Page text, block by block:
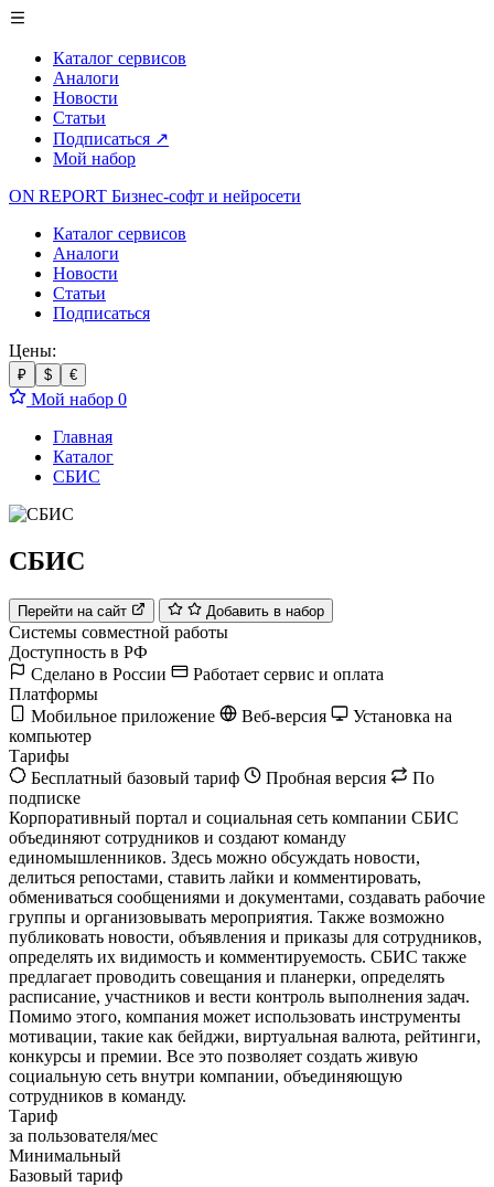
Каталог сервисов
Аналоги
Новости
Статьи
Подписаться ↗
Мой набор
ON REPORT Бизнес-софт и нейросети
Каталог сервисов
Аналоги
Новости
Статьи
Подписаться
Цены:
₽ $ €
Мой набор 0
Главная
Каталог
СБИС
СБИС
Перейти на сайт Добавить в набор
Системы совместной работы
Доступность в РФ
Сделано в России
Работает сервис и оплата
Платформы
Мобильное приложение
Веб-версия
Установка на
компьютер
Тарифы
Бесплатный базовый тариф
Пробная версия
По
подписке
Корпоративный портал и социальная сеть компании СБИС
объединяют сотрудников и создают команду
единомышленников. Здесь можно обсуждать новости,
делиться репостами, ставить лайки и комментировать,
обмениваться сообщениями и документами, создавать рабочие
группы и организовывать мероприятия. Также возможно
публиковать новости, объявления и приказы для сотрудников,
определять их видимость и комментируемость. СБИС также
предлагает проводить совещания и планерки, определять
расписание, участников и вести контроль выполнения задач.
Помимо этого, компания может использовать инструменты
мотивации, такие как бейджи, виртуальная валюта, рейтинги,
конкурсы и премии. Все это позволяет создать живую
социальную сеть внутри компании, объединяющую
сотрудников в команду.
Тариф
за пользователя/мес
Минимальный
Базовый тариф